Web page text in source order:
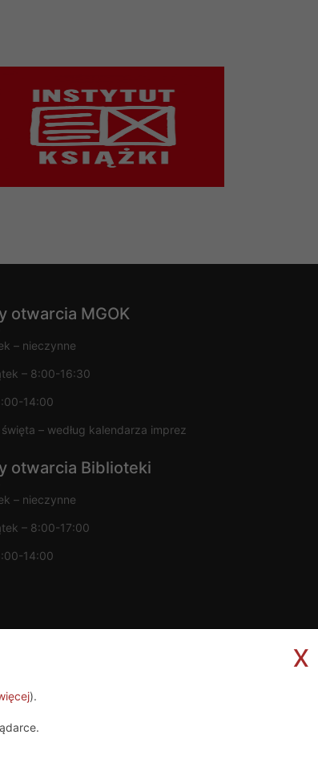
otwarcia MGOK
– nieczynne
– 8:00-16:30
14:00
– według kalendarza imprez
otwarcia Biblioteki
– nieczynne
– 8:00-17:00
14:00
x
).